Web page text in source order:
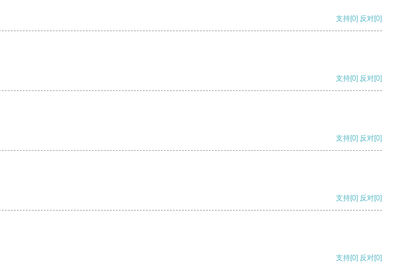
支持[0] 反对[0]
支持[0] 反对[0]
支持[0] 反对[0]
支持[0] 反对[0]
支持[0] 反对[0]